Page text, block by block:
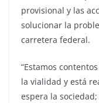
provisional y las
solucionar la
carretera federal.
“Estamos
la vialidad y está
espera la